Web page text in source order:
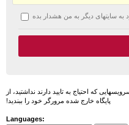
به سایتهای دیگر به من هشدار بده
که احتیاج به تایید دارند نداشتید، از
پایگاه خارج شده مرورگر خود را ببندید!
Languages: